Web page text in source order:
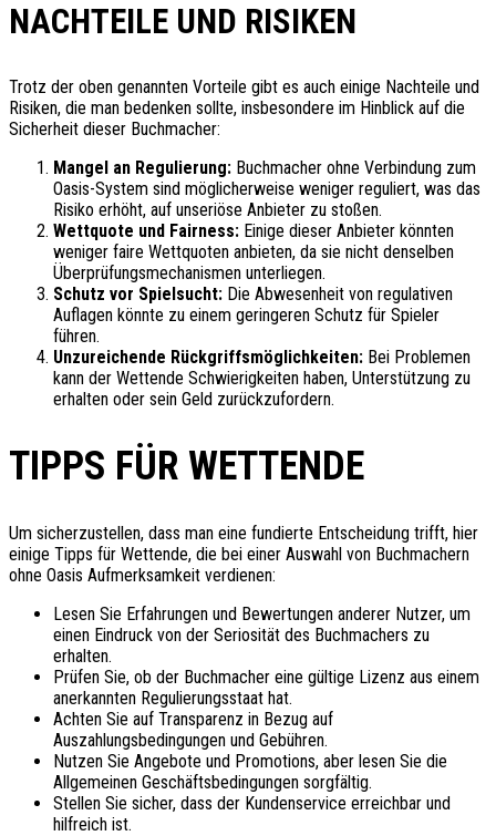
NACHTEILE UND RISIKEN
Trotz der oben genannten Vorteile gibt es auch einige Nachteile und
Risiken, die man bedenken sollte, insbesondere im Hinblick auf die
Sicherheit dieser Buchmacher:
Mangel an Regulierung: Buchmacher ohne Verbindung zum
Oasis-System sind möglicherweise weniger reguliert, was das
Risiko erhöht, auf unseriöse Anbieter zu stoßen.
Wettquote und Fairness: Einige dieser Anbieter könnten
weniger faire Wettquoten anbieten, da sie nicht denselben
Überprüfungsmechanismen unterliegen.
Schutz vor Spielsucht: Die Abwesenheit von regulativen
Auflagen könnte zu einem geringeren Schutz für Spieler
führen.
Unzureichende Rückgriffsmöglichkeiten: Bei Problemen
kann der Wettende Schwierigkeiten haben, Unterstützung zu
erhalten oder sein Geld zurückzufordern.
TIPPS FÜR WETTENDE
Um sicherzustellen, dass man eine fundierte Entscheidung trifft, hier
einige Tipps für Wettende, die bei einer Auswahl von Buchmachern
ohne Oasis Aufmerksamkeit verdienen:
Lesen Sie Erfahrungen und Bewertungen anderer Nutzer, um
einen Eindruck von der Seriosität des Buchmachers zu
erhalten.
Prüfen Sie, ob der Buchmacher eine gültige Lizenz aus einem
anerkannten Regulierungsstaat hat.
Achten Sie auf Transparenz in Bezug auf
Auszahlungsbedingungen und Gebühren.
Nutzen Sie Angebote und Promotions, aber lesen Sie die
Allgemeinen Geschäftsbedingungen sorgfältig.
Stellen Sie sicher, dass der Kundenservice erreichbar und
hilfreich ist.